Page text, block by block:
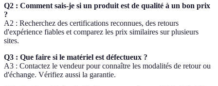
Q2 : Comment sais-je si un produit est de qualité à un bon prix
?
A2 : Recherchez des certifications reconnues, des retours
d'expérience fiables et comparez les prix similaires sur plusieurs
sites.
Q3 : Que faire si le matériel est défectueux ?
A3 : Contactez le vendeur pour connaître les modalités de retour ou
d'échange. Vérifiez aussi la garantie.